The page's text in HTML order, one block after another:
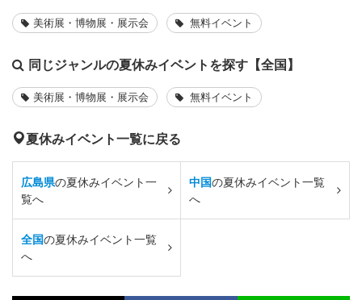
美術展・博物展・展示会 無料イベント
同じジャンルの夏休みイベントを探す【全国】
美術展・博物展・展示会 無料イベント
夏休みイベント一覧に戻る
広島県の夏休みイベント一
覧へ
中国の夏休みイベント一覧
へ
全国の夏休みイベント一覧
へ